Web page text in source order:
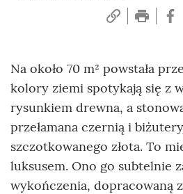
Na około 70 m² powstała
kolory ziemi spotykają się z
rysunkiem drewna, a
przełamana czernią i
szczotkowanego złota. To
luksusem. Ono go subtelnie
wykończenia, dopracowaną